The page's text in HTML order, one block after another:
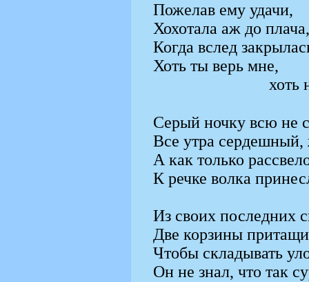
Пожелав ему удачи,
Хохотала аж до плача,
Когда вслед
Хоть ты верь мне,
хоть
Серый ночку всю не
Все утра сердешный,
А как только
К речке волка
Из своих последних
Две корзины
Чтобы складывать
Он не знал, что так